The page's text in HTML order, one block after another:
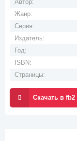
Автор:
Жанр:
Серия:
Издатель:
Год:
ISBN:
Страницы: